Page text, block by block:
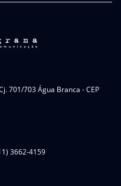
701/703 Água Branca - CEP
3662-4159